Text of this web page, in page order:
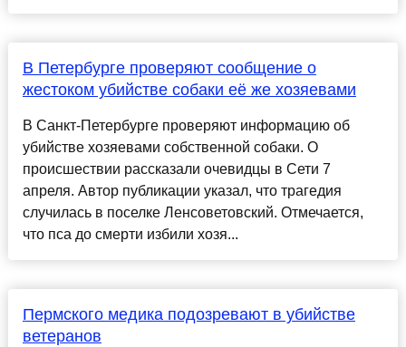
В Петербурге проверяют сообщение о
жестоком убийстве собаки её же хозяевами
В Санкт-Петербурге проверяют информацию об
убийстве хозяевами собственной собаки. О
происшествии рассказали очевидцы в Сети 7
апреля. Автор публикации указал, что трагедия
случилась в поселке Ленсоветовский. Отмечается,
что пса до смерти избили хозя...
Пермского медика подозревают в убийстве
ветеранов